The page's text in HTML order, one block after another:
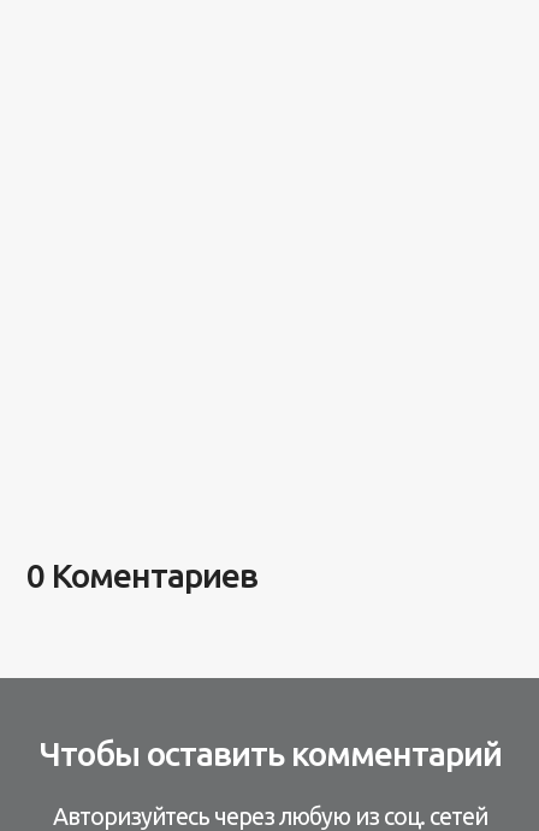
0 Коментариев
Чтобы оставить комментарий
Авторизуйтесь через любую из соц. сетей